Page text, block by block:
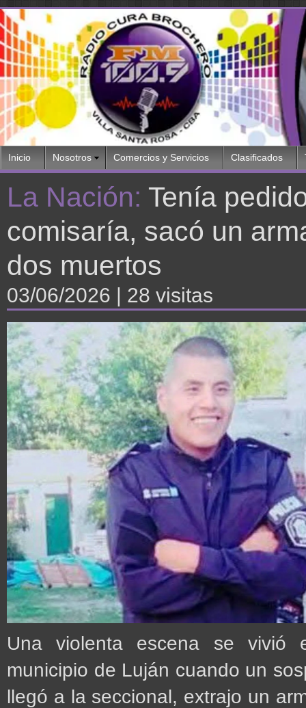
Inicio Nosotros Comercios y Servicios Clasificados
La Nación: Tenía
comisaría, sacó un
dos muertos
03/06/2026 | 28 visitas
Una violenta escena se vivió
municipio de Luján cuando un
llegó a la seccional, extrajo un